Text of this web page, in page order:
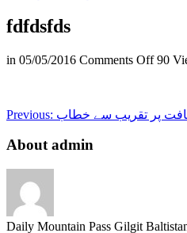
fdfdsfds
in 05/05/2016 Comments Offon
90
Previous: پر تقریب سے خطاب
About admin
Daily Mountain Pass Gilgit